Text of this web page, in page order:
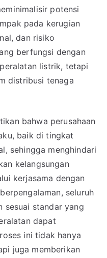
potensi
pada kerugian
dan risiko
berfungsi dengan
listrik, tetapi
distribusi tenaga
bahwa perusahaan
baik di tingkat
sehingga menghindari
kelangsungan
kerjasama dengan
seluruh
sesuai standar yang
dapat
ini tidak hanya
juga memberikan